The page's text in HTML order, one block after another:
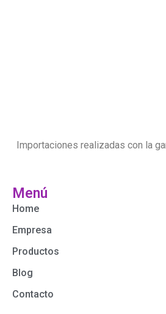
Importaciones realizadas con la
Menú
Home
Empresa
Productos
Blog
Contacto